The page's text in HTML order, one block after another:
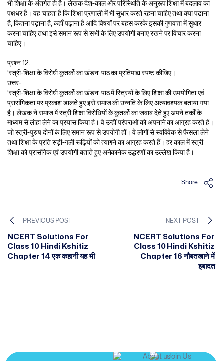
भी शिक्षा के अंतर्गत ही है। लेखक देश-काल और परिस्थिति के अनुरूप शिक्षा में बदलाव का
पक्षधर है। वह चाहता है कि शिक्षा प्रणाली में भी सुधार करते रहना चाहिए तथा क्या पढाना
है, कितना पढ़ाना है, कहाँ पढ़ाना है आदि विषयों पर बहस करके इसकी गुणवत्ता में सुधार
करना चाहिए तथा इसे समान रूप से सभी के लिए उपयोगी बनाए रखने पर विचार करना
चाहिए।
प्रश्न 12.
‘स्त्री-शिक्षा के विरोधी कुतर्को का खंडन’ पाठ का प्रतिपाद्य स्पष्ट कीजिए।
उत्तर-
‘स्त्री-शिक्षा के विरोधी कुतर्को का खंडन’ पाठ में स्त्रियों के लिए शिक्षा की उपयोगिता एवं
प्रासंगिकता पर प्रकाश डालते हुए इसे समाज की उन्नति के लिए अत्यावश्यक बताया गया
है। लेखक ने समाज में स्त्री शिक्षा विरोधियों के कुतर्को का जवाब देते हुए अपने तर्कों के
माध्यम से लोहा लेने का प्रयास किया है। वे उन्हीं परंपराओं को अपनाने का आग्रह करते हैं।
जो स्त्री-पुरुष दोनों के लिए समान रूप से उपयोगी हों। वे लोगों से स्वविवेक से फैसला लेने
तथा शिक्षा के प्रति सड़ी-गली रूढ़ियों को त्यागने का आग्रह करते हैं। हर काल में स्त्री
शिक्षा को प्रासंगिक एवं उपयोगी बताते हुए अनेकानेक उद्धरणों का उल्लेख किया है।
Share
PREVIOUS POST
NCERT Solutions For
Class 10 Hindi Kshitiz
Chapter 14 एक कहानी यह भी
NEXT POST
NCERT Solutions For
Class 10 Hindi Kshitiz
Chapter 16 नौबतखाने में
इबादत